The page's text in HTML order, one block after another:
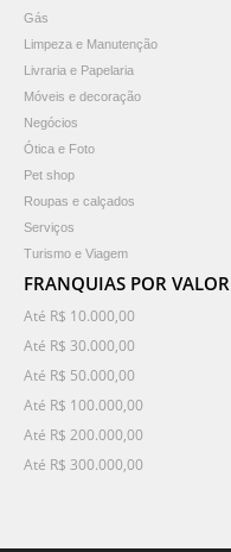
Gás
Limpeza e Manutenção
Livraria e Papelaria
Móveis e decoração
Negócios
Ótica e Foto
Pet shop
Roupas e calçados
Serviços
Turismo e Viagem
FRANQUIAS POR VALOR
Até R$ 10.000,00
Até R$ 30.000,00
Até R$ 50.000,00
Até R$ 100.000,00
Até R$ 200.000,00
Até R$ 300.000,00